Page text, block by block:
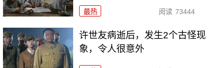
最热 阅读 73444
许世友病逝后，发生2个古怪现
象，令人很意外